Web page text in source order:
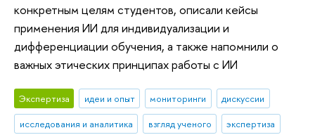
конкретным целям студентов, описали кейсы
применения ИИ для индивидуализации и
дифференциации обучения, а также напомнили о
важных этических принципах работы с ИИ
Экспертиза идеи и опыт мониторинги
дискуссии
исследования и аналитика
взгляд ученого
экспертиза